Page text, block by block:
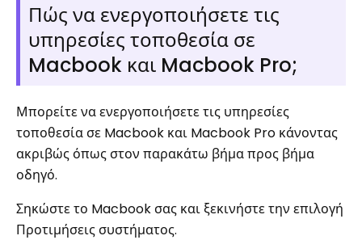
Πώς να ενεργοποιήσετε τις
υπηρεσίες τοποθεσία σε
Macbook και Macbook Pro;
Μπορείτε να ενεργοποιήσετε τις υπηρεσίες
τοποθεσία σε Macbook και Macbook Pro κάνοντας
ακριβώς όπως στον παρακάτω βήμα προς βήμα
οδηγό.
Σηκώστε το Macbook σας και ξεκινήστε την επιλογή
Προτιμήσεις συστήματος.